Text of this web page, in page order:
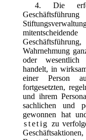
4. Die
Wahrnehmung
oder wesentlich
handelt, in
einer Person
fortgesetzten,
und ihrem
sachlichen und
gewonnen hat
stetig zu